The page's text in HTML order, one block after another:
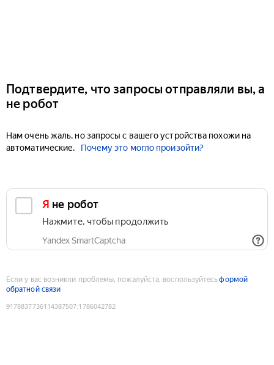
Подтвердите, что запросы отправляли вы, а
не робот
Нам очень жаль, но запросы с вашего устройства похожи на
автоматические.
Почему это могло произойти?
Я не робот
Нажмите, чтобы продолжить
Yandex SmartCaptcha
Если у вас возникли проблемы, пожалуйста, воспользуйтесьформой
обратной связи
9178837736114387507:1786042782